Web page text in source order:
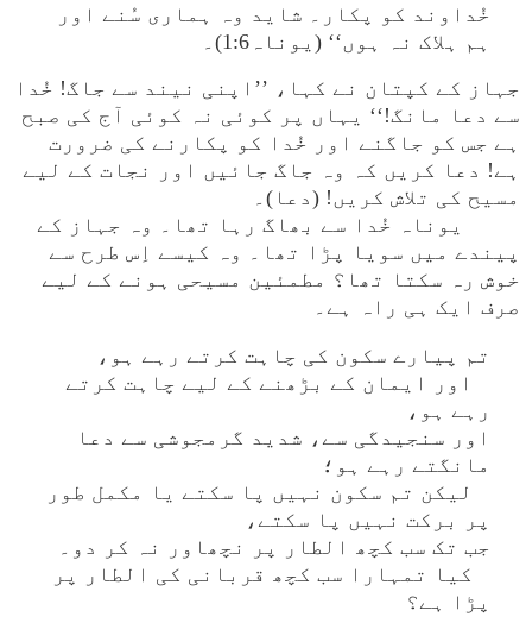
خُداوند کو پکار۔ شاید وہ ہماری سُنے اور
ہم ہلاک نہ ہوں‘‘ (یوناہ1:6)۔
جہاز کے کپتان نے کہا، ’’اپنی نیند سے جاگ! خُدا
سے دعا مانگ!‘‘ یہاں پر کوئی نہ کوئی آج کی صبح
ہے جس کو جاگنے اور خُدا کو پکارنے کی ضرورت
ہے! دعا کریں کہ وہ جاگ جائیں اور نجات کے لیے
مسیح کی تلاش کریں! (دعا)۔
یوناہ خُدا سے بھاگ رہا تھا۔ وہ جہاز کے
پیندے میں سویا پڑا تھا۔ وہ کیسے اِس طرح سے
خوش رہ سکتا تھا؟ مطمئین مسیحی ہونے کے لیے
صرف ایک ہی راہ ہے۔
تم پیارے سکون کی چاہت کرتے رہے ہو،
اور ایمان کے بڑھنے کے لیے چاہت کرتے
رہے ہو،
اور سنجیدگی سے، شدید گرمجوشی سے دعا
مانگتے رہے ہو؛
لیکن تم سکون نہیں پا سکتے یا مکمل طور
پر برکت نہیں پا سکتے،
جب تک سب کچھ الطار پر نچھاور نہ کر دو۔
کیا تمہارا سب کچھ قربانی کی الطار پر
پڑا ہے؟